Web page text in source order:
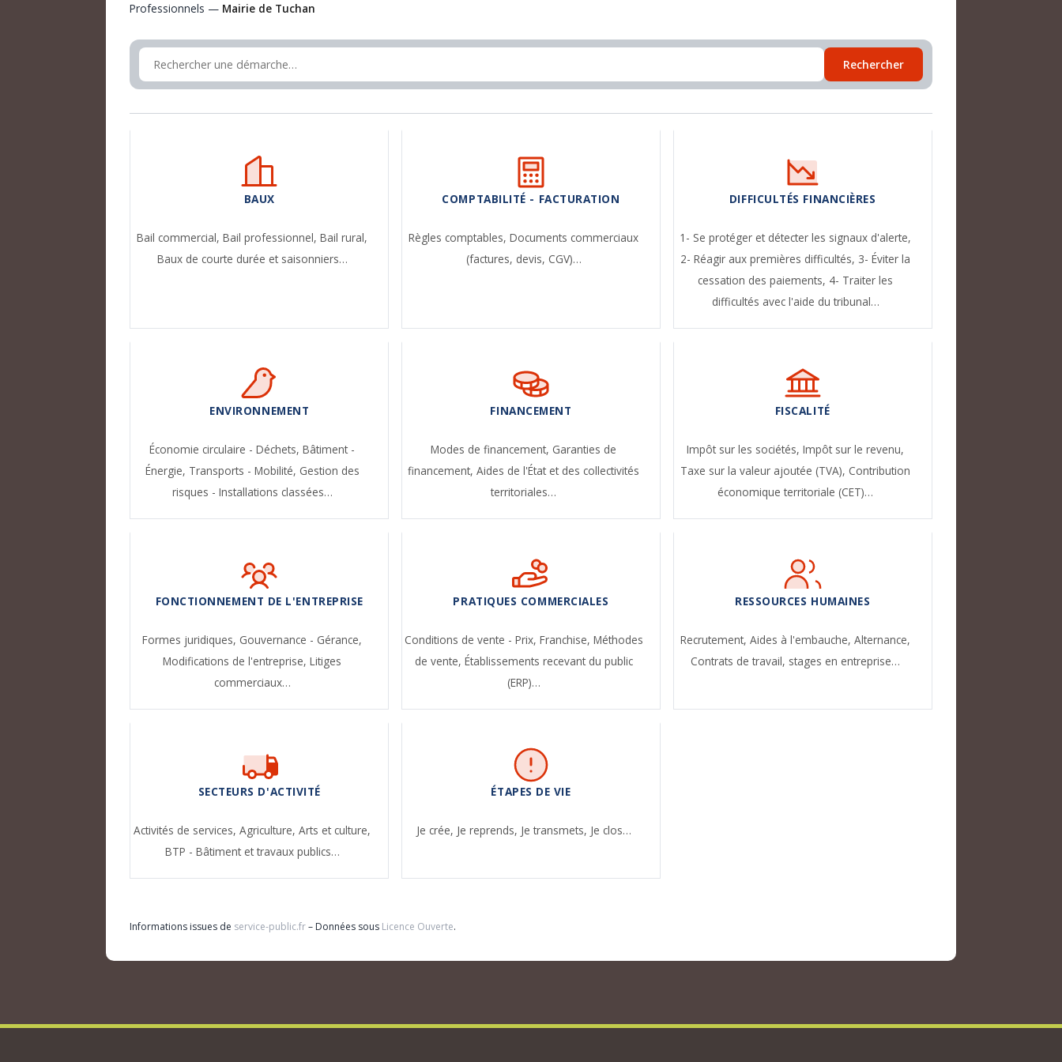
Professionnels — Mairie de Tuchan
Rechercher
BAUX
Bail commercial,Bail professionnel,Bail rural,
Baux de courte durée et saisonniers…
COMPTABILITÉ - FACTURATION
Règles comptables,Documents commerciaux
(factures, devis, CGV)…
DIFFICULTÉS FINANCIÈRES
1- Se protéger et détecter les signaux d'alerte,
2- Réagir aux premières difficultés, 3- Éviter la
cessation des paiements, 4- Traiter les
difficultés avec l'aide du tribunal…
ENVIRONNEMENT
Économie circulaire - Déchets,Bâtiment -
Énergie, Transports - Mobilité, Gestion des
risques - Installations classées…
FINANCEMENT
Modes de financement, Garanties de
financement,Aides de l'État et des collectivités
territoriales…
FISCALITÉ
Impôt sur les sociétés,Impôt sur le revenu,
Taxe sur la valeur ajoutée (TVA), Contribution
économique territoriale (CET)…
FONCTIONNEMENT DE L'ENTREPRISE
Formes juridiques, Gouvernance - Gérance,
Modifications de l'entreprise,Litiges
commerciaux…
PRATIQUES COMMERCIALES
Conditions de vente - Prix, Franchise, Méthodes
de vente, Établissements recevant du public
(ERP)…
RESSOURCES HUMAINES
Recrutement,Aides à l'embauche,Alternance,
Contrats de travail, stages en entreprise…
SECTEURS D'ACTIVITÉ
Activités de services,Agriculture,Arts et culture,
BTP - Bâtiment et travaux publics…
ÉTAPES DE VIE
Je crée, Je reprends, Je transmets, Je clos…
Informations issues de service-public.fr– Données sous Licence Ouverte.